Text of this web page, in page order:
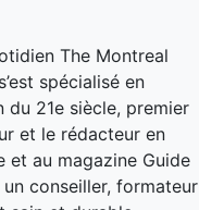
The Montreal
spécialisé en
du 21e siècle, premier
et le rédacteur en
et au magazine Guide
conseiller, formateur